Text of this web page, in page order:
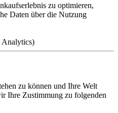
zu optimieren,
Daten über die Nutzung
Analytics)
zu können und Ihre Welt
Ihre Zustimmung zu folgenden